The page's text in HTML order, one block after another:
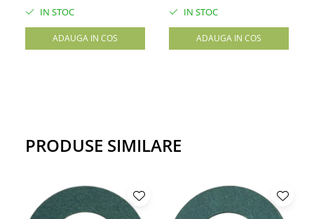
IN STOC
ADAUGA IN COS
IN STOC
ADAUGA IN COS
PRODUSE SIMILARE